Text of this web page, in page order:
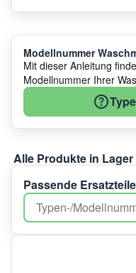
Modellnummer
Mit dieser Anleitung
Modellnummer Ihrer
Alle Produkte in
Passende